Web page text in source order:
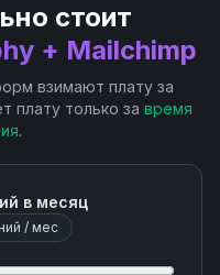
стоит
+ Mailchimp
взимают плату за
плату только за время
.
в месяц
/ мес